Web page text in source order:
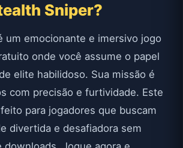
Sniper?
um emocionante e imersivo jogo
onde você assume o papel
elite habilidoso. Sua missão é
com precisão e furtividade. Este
para jogadores que buscam
divertida e desafiadora sem